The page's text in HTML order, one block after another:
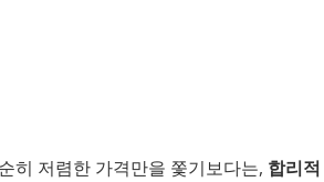
히 저렴한 가격만을 쫓기보다는, 합리적